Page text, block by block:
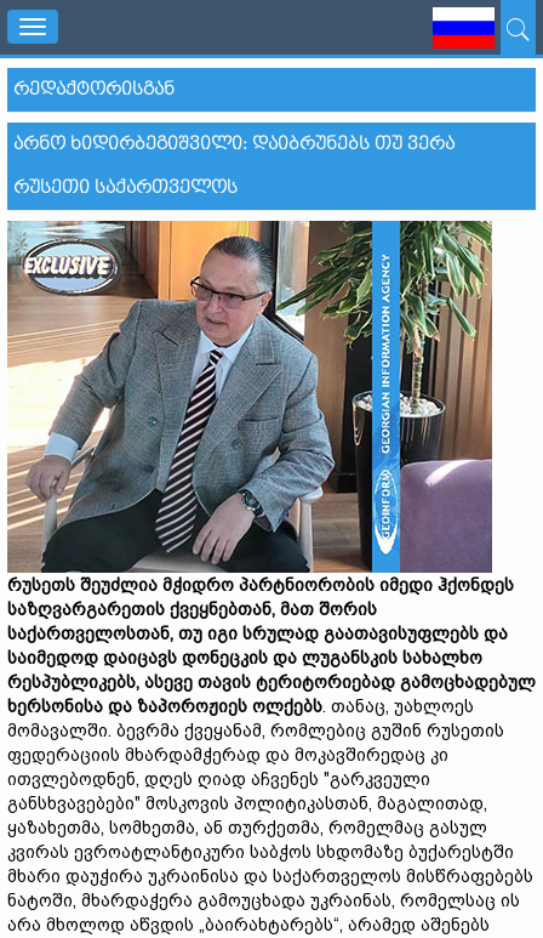
Toggle
navigation
ᲠᲔᲓᲐᲥᲢᲝᲠᲘᲡᲒᲐᲜ
ᲐᲠᲜᲝ ᲮᲘᲓᲘᲠᲑᲔᲒᲘᲨᲕᲘᲚᲘ: ᲓᲐᲘᲑᲠᲣᲜᲔᲑᲡ ᲗᲣ ᲕᲔᲠᲐ
ᲠᲣᲡᲔᲗᲘ ᲡᲐᲥᲐᲠᲗᲕᲔᲚᲝᲡ
რუსეთს შეუძლია მჭიდრო პარტნიორობის იმედი ჰქონდეს
საზღვარგარეთის ქვეყნებთან, მათ შორის
საქართველოსთან, თუ იგი სრულად გაათავისუფლებს და
საიმედოდ დაიცავს დონეცკის და ლუგანსკის სახალხო
რესპუბლიკებს, ასევე თავის ტერიტორიებად გამოცხადებულ
ხერსონისა და ზაპოროჟიეს ოლქებს. თანაც, უახლოეს
მომავალში. ბევრმა ქვეყანამ, რომლებიც გუშინ რუსეთის
ფედერაციის მხარდამჭერად და მოკავშირედაც კი
ითვლებოდნენ, დღეს ღიად აჩვენეს "გარკვეული
განსხვავებები" მოსკოვის პოლიტიკასთან, მაგალითად,
ყაზახეთმა, სომხეთმა, ან თურქეთმა, რომელმაც გასულ
კვირას ევროატლანტიკური საბჭოს სხდომაზე ბუქარესტში
მხარი დაუჭირა უკრაინისა და საქართველოს მისწრაფებებს
ნატოში, მხარდაჭერა გამოუცხადა უკრაინას, რომელსაც ის
არა მხოლოდ აწვდის „ბაირახტარებს“, არამედ აშენებს